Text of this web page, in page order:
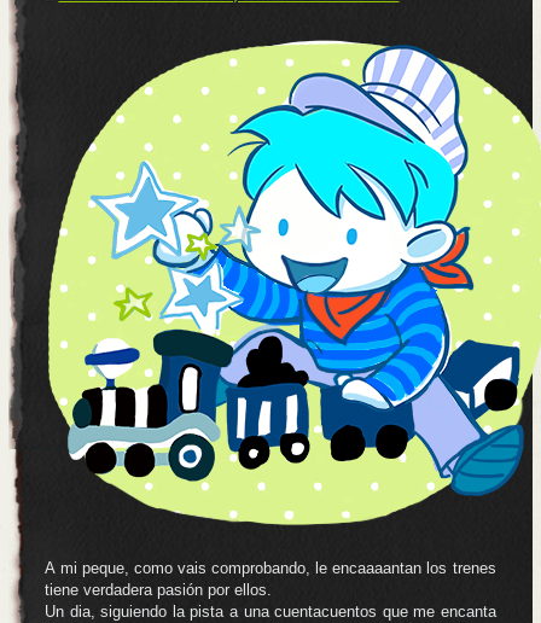
A mi peque, como vais comprobando, le encaaaantan los trenes
tiene verdadera pasión por ellos.
Un dia, siguiendo la pista a una cuentacuentos que me encanta